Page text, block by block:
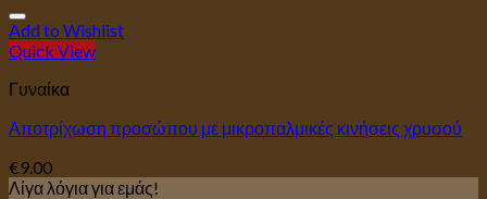
Add to Wishlist
Quick View
Γυναίκα
Αποτρίχωση προσώπου με μικροπαλμικές κινήσεις χρυσού
€9.00
Λίγα λόγια για εμάς!